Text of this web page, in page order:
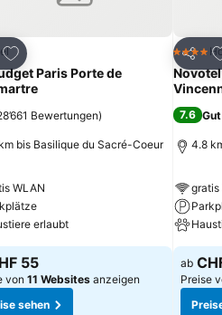
Zu Favoriten hinzufügen
Paris Porte de
Bewertungen)
bis Basilique du Sacré-Coeur
WLAN
erlaubt
55
von 11 Websites anzeigen
sehen
Teilen
4 Sterne
7.6 Gut
4.8
gratis
ab
Preise